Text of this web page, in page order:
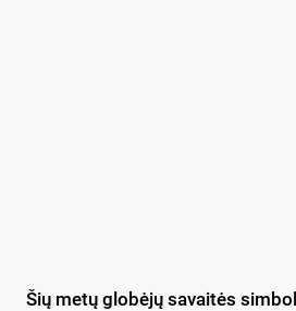
Šių metų globėjų savaitės